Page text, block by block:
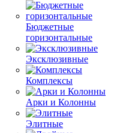
Бюджетные
горизонтальные
Эксклюзивные
Комплексы
Арки и Колонны
Элитные